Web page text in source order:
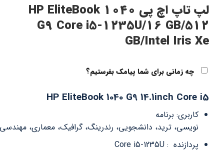
لپ تاپ اچ پی HP EliteBook 1040
G9 Core i5-1235U/16 GB/512
GB/Intel Iris Xe
چه زمانی برای شما پیامک بفرستیم؟
HP EliteBook 1040 G9 14.1inch Core i5
کاربری: برنامه
نویسی، ترید، دانشجویی، رندرینگ، گرافیک، معماری، مهندسی
پردازنده : Core i5-1235U